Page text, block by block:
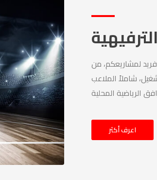
لمشاريعكم، من
شاملاً الملاعب
اعرف أكثر